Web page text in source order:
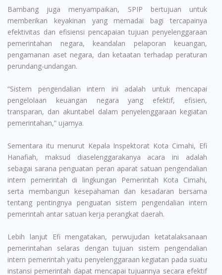
Bambang juga menyampaikan, SPIP bertujuan untuk
memberikan keyakinan yang memadai bagi tercapainya
efektivitas dan efisiensi pencapaian tujuan penyelenggaraan
pemerintahan negara, keandalan pelaporan keuangan,
pengamanan aset negara, dan ketaatan terhadap peraturan
perundang-undangan.
“Sistem pengendalian intern ini adalah untuk mencapai
pengelolaan keuangan negara yang efektif, efisien,
transparan, dan akuntabel dalam penyelenggaraan kegiatan
pemerintahan,” ujarnya.
Sementara itu menurut Kepala Inspektorat Kota Cimahi, Efi
Hanafiah, maksud diaselenggarakanya acara ini adalah
sebagai sarana penguatan peran aparat satuan pengendalian
intern pemerintah di lingkungan Pemerintah Kota Cimahi,
serta membangun kesepahaman dan kesadaran bersama
tentang pentingnya penguatan sistem pengendalian intern
pemerintah antar satuan kerja perangkat daerah.
Lebih lanjut Efi mengatakan, perwujudan ketatalaksanaan
pemerintahan selaras dengan tujuan sistem pengendalian
intern pemerintah yaitu penyelenggaraan kegiatan pada suatu
instansi pemerintah dapat mencapai tujuannya secara efektif